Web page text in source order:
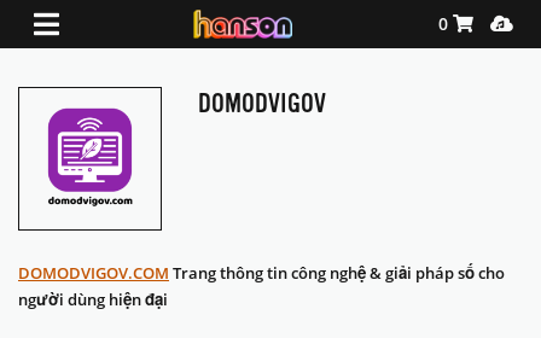
Shopping
0
DOMODVIGOV
DOMODVIGOV.COM Trang thông tin công nghệ & giải pháp số cho
người dùng hiện đại